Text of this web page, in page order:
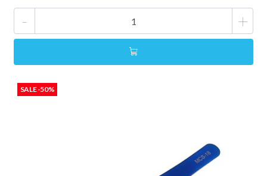
- +
SALE -50%